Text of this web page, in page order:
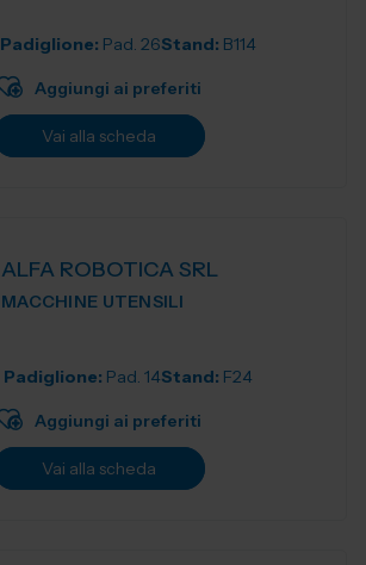
Padiglione: Pad. 26Stand: B114
Aggiungi ai preferiti
Vai alla scheda
ALFA ROBOTICA SRL
MACCHINE UTENSILI
Padiglione: Pad. 14Stand: F24
Aggiungi ai preferiti
Vai alla scheda